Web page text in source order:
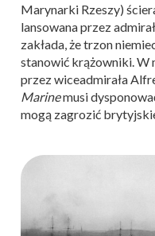
Marynarki Rzeszy)
lansowana przez
zakłada, że trzon
stanowić krążowniki. W
przez wiceadmirała
Marinemusi
mogą zagrozić